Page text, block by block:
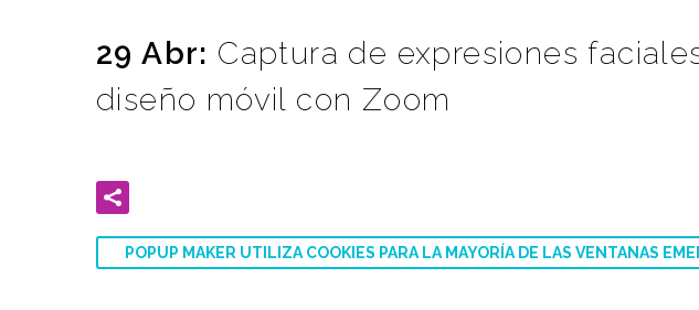
29 Abr: Captura de expresiones
diseño móvil con Zoom
POPUP MAKER UTILIZA COOKIES PARA LA MAYORÍA DE LAS VENTANAS